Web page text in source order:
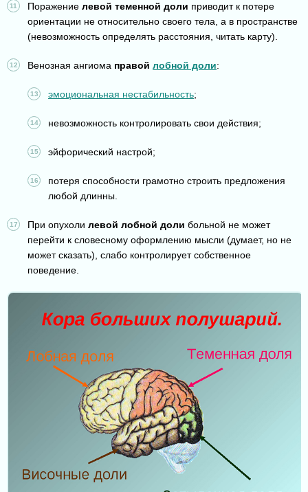
Поражение левой теменной доли приводит к потере
ориентации не относительно своего тела, а в пространстве
(невозможность определять расстояния, читать карту).
Венозная ангиома правой лобной доли:
эмоциональная нестабильность;
невозможность контролировать свои действия;
эйфорический настрой;
потеря способности грамотно строить предложения
любой длинны.
При опухоли левой лобной доли больной не может
перейти к словесному оформлению мысли (думает, но не
может сказать), слабо контролирует собственное
поведение.